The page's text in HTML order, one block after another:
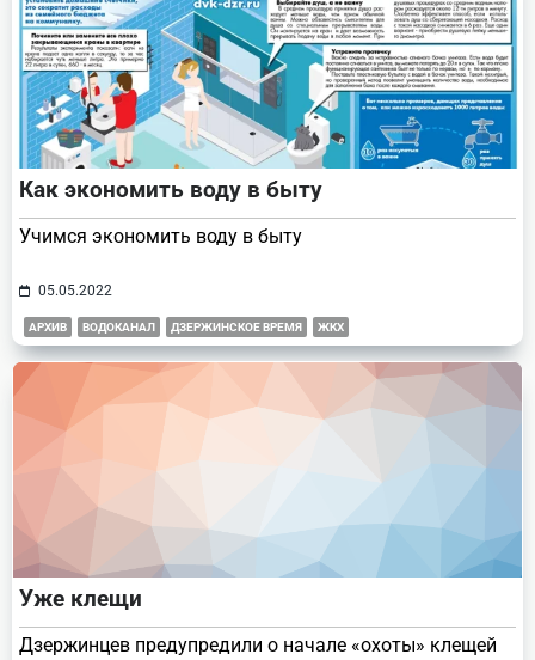
Как экономить воду в быту
Учимся экономить воду в быту
05.05.2022
АРХИВ ВОДОКАНАЛ ДЗЕРЖИНСКОЕ ВРЕМЯ ЖКХ
Уже клещи
Дзержинцев предупредили о начале «охоты» клещей